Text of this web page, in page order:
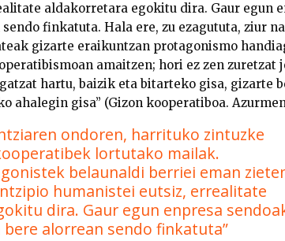
aldakorretara egokitu dira. Gaur egun
finkatuta. Hala ere, zu ezagututa, ziur
gizarte eraikuntzan protagonismo
amaitzen; hori ez zen zuretzat
hartu, baizik eta bitarteko gisa, gizarte
ahalegin gisa” (Gizon kooperatiboa.
ondoren, harrituko zintuzke
lortutako mailak.
belaunaldi berriei eman
humanistei eutsiz, errealitate
dira. Gaur egun enpresa
alorrean sendo finkatuta”